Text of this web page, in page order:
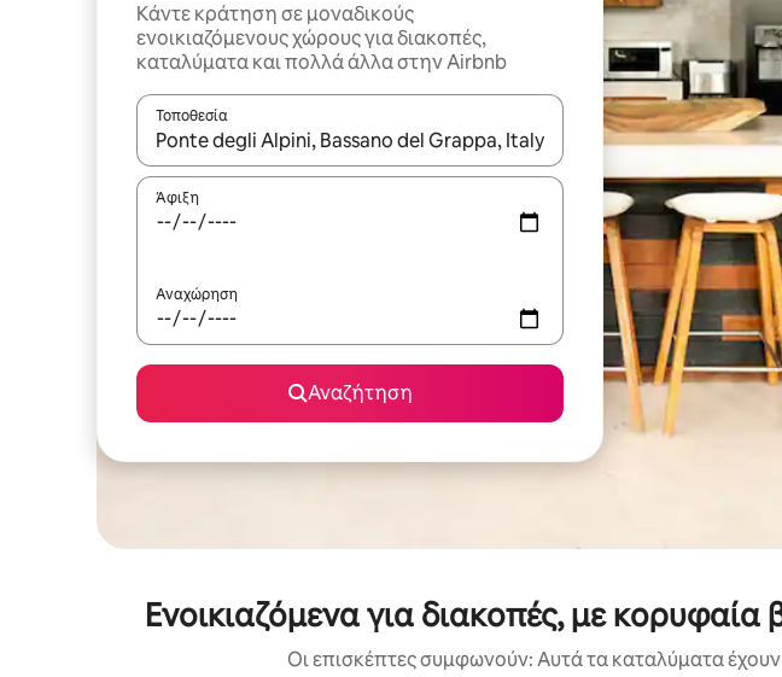
Κάντε κράτηση σε μοναδικούς
ενοικιαζόμενους χώρους για διακοπές,
καταλύματα και πολλά άλλα στην Airbnb
Τοποθεσία
Όταν τα αποτελέσματα είναι διαθέσιμα, μπορείτε να πλοηγηθείτε στη
Άφιξη
Αναχώρηση
Αναζήτηση
Ενοικιαζόμενα για διακοπές, με
Οι επισκέπτες συμφωνούν: Αυτά τα καταλύματα